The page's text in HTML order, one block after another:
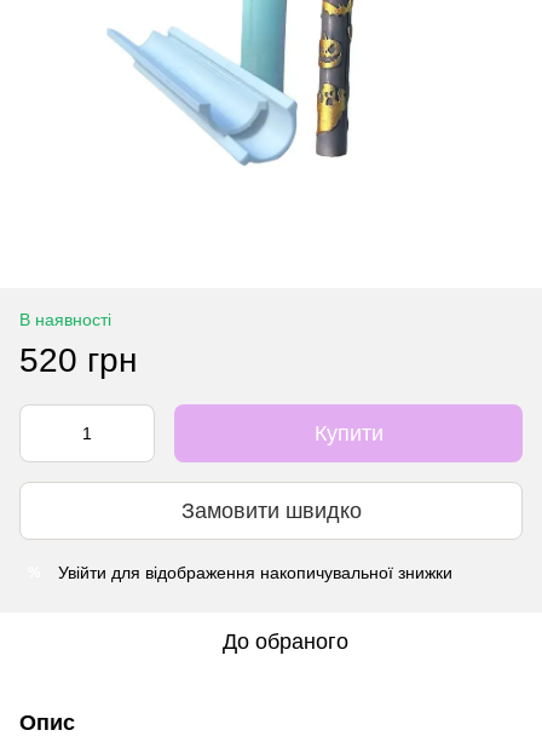
В наявності
520 грн
Купити
Замовити швидко
Увійти для відображення накопичувальної знижки
До обраного
Опис